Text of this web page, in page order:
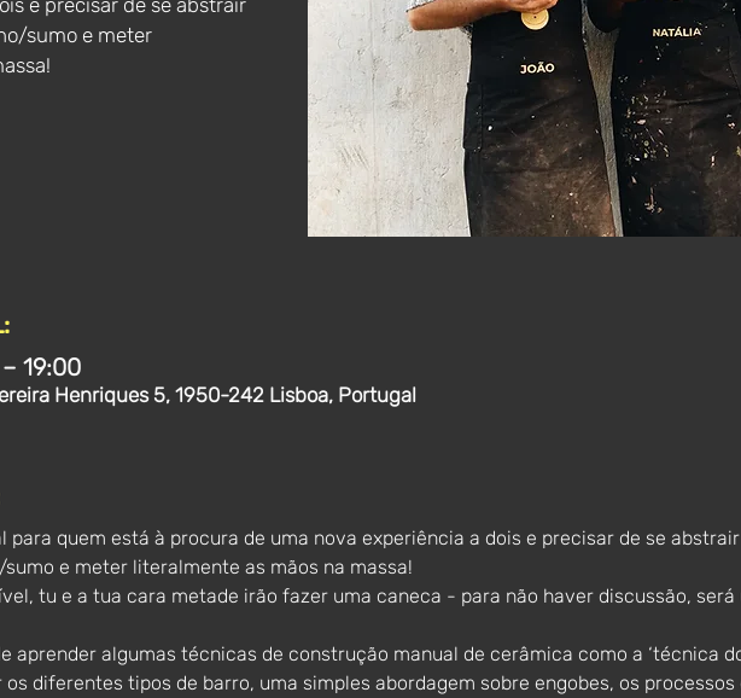
e precisar de se abstrair
sumo e meter
19:00
Henriques 5, 1950-242 Lisboa, Portugal
para quem está à procura de uma nova experiência a dois e precisar de se
e meter literalmente as mãos na massa!
tu e a tua cara metade irão fazer uma caneca - para não haver discussão, será
aprender algumas técnicas de construção manual de cerâmica como a ‘técnica
os diferentes tipos de barro, uma simples abordagem sobre engobes, os processos